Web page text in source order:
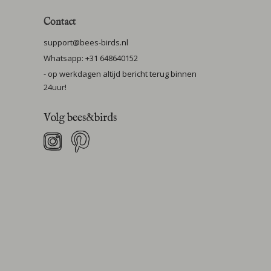
Contact
support@bees-birds.nl
Whatsapp: +31 648640152
- op werkdagen altijd bericht terug binnen
24uur!
Volg bees&birds